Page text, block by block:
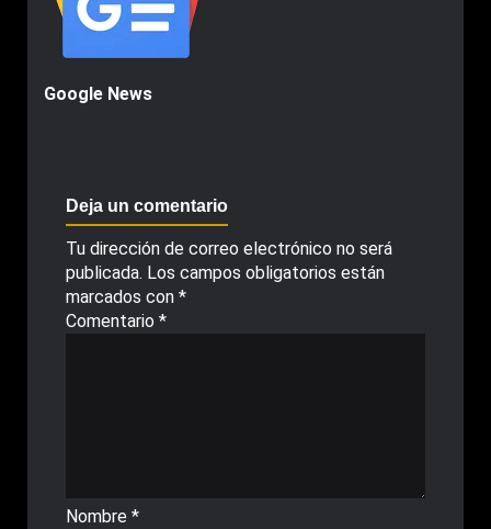
Google News
Deja un comentario
Tu dirección de correo electrónico no será
publicada. Los campos obligatorios están
marcados con *
Comentario *
Nombre *